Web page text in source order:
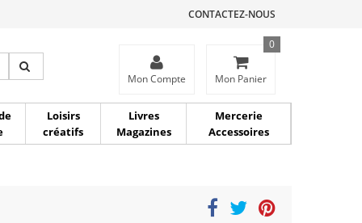
CONTACTEZ-NOUS
Mon Compte Mon Panier
0
Loisirs
créatifs
Livres
Magazines
Mercerie
Accessoires